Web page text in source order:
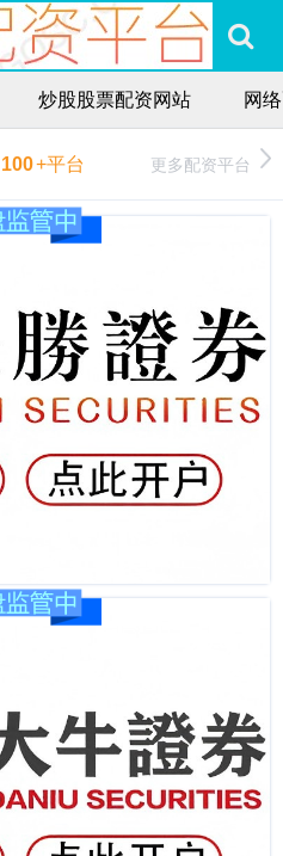
炒股股票配资网站 网
100+平台 更多配资平台